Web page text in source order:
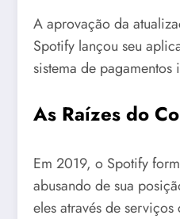
A aprovação da
Spotify lançou seu
sistema de
As Raízes do
Em 2019, o Spotify
abusando de sua
eles através de